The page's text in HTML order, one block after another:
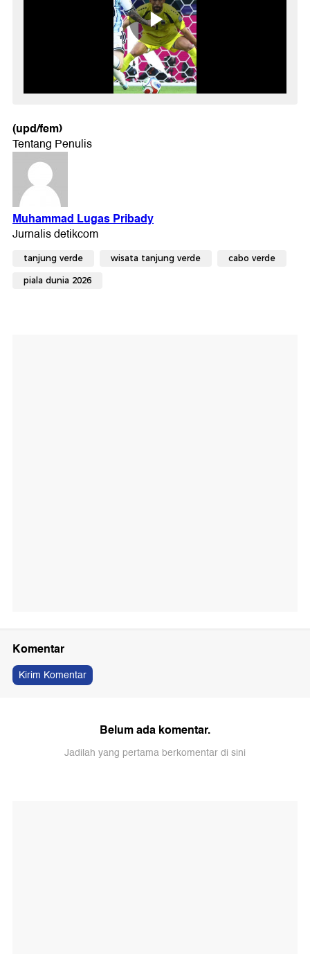
(upd/fem)
tanjung verde wisata tanjung verde cabo verde
piala dunia 2026
Komentar
Kirim Komentar
Belum ada komentar.
Jadilah yang pertama berkomentar di sini